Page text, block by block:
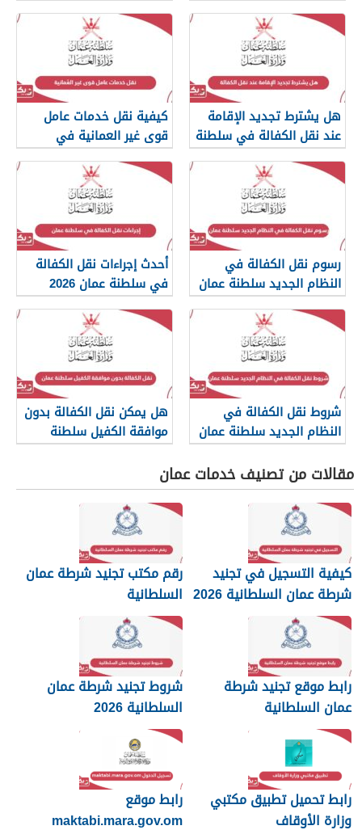
هل يشترط تجديد الإقامة
عند نقل الكفالة في سلطنة
عمان؟
كيفية نقل خدمات عامل
قوى غير العمانية في
سلطنة عمان
رسوم نقل الكفالة في
النظام الجديد سلطنة عمان
2026
أحدث إجراءات نقل الكفالة
في سلطنة عمان 2026
شروط نقل الكفالة في
النظام الجديد سلطنة عمان
2026
هل يمكن نقل الكفالة بدون
موافقة الكفيل سلطنة
عمان؟
مقالات من تصنيف خدمات عمان
كيفية التسجيل في تجنيد
شرطة عمان السلطانية 2026
رقم مكتب تجنيد شرطة عمان
السلطانية
رابط موقع تجنيد شرطة
عمان السلطانية
شروط تجنيد شرطة عمان
السلطانية 2026
رابط تحميل تطبيق مكتبي
وزارة الأوقاف
رابط موقع
maktabi.mara.gov.om